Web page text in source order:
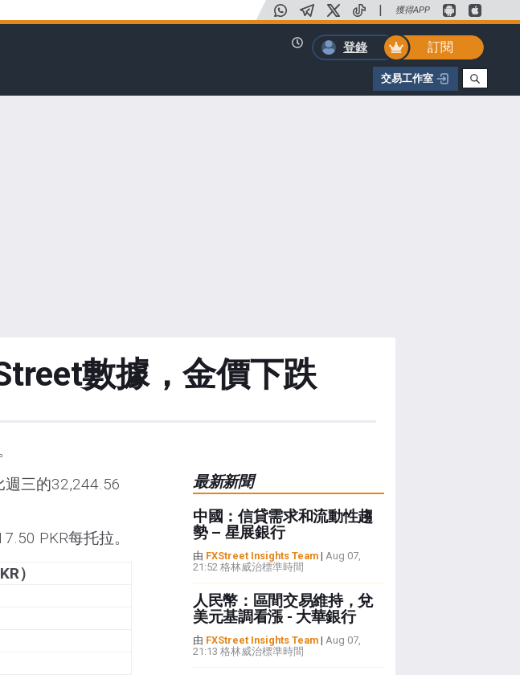
| 獲得APP
登錄
訂閱
交易工作室
數據，金價下跌
三的32,244.56
PKR每托拉。
）
最新新聞
中國：信貸需求和流動性趨
勢 – 星展銀行
由 FXStreet Insights Team| Aug 07,
21:52 格林威治標準時間
人民幣：區間交易維持，兌
美元基調看漲 - 大華銀行
由 FXStreet Insights Team| Aug 07,
21:13 格林威治標準時間